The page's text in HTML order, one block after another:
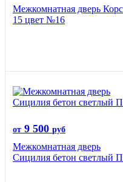
Межкомнатная дверь
15 цвет №16
от 9 500 руб
Межкомнатная дверь
Сицилия бетон светлый